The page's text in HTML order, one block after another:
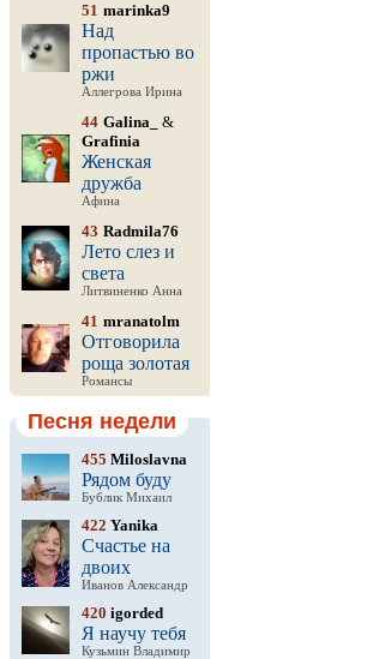
51 marinka9
Над
пропастью во
ржи
Аллегрова Ирина
44 Galina_
&
Grafinia
Женская
дружба
Афина
43 Radmila76
Лето слез и
света
Литвиненко Анна
41 mranatolm
Отговорила
роща золотая
Романсы
Песня недели
455 Miloslavna
Рядом буду
Бублик Михаил
422 Yanika
Счастье на
двоих
Иванов Александр
420 igorded
Я научу тебя
Кузьмин Владимир